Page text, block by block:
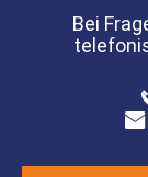
Bei